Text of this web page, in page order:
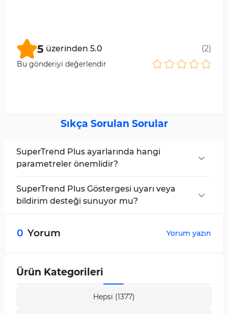
5 üzerinden 5.0 (2)
Bu gönderiyi değerlendir
Sıkça Sorulan Sorular
SuperTrend Plus ayarlarında hangi
parametreler önemlidir?
sinyallerin hassasiyetini belirler ve piyasaya göre
ayarlanmalıdır.
SuperTrend Plus Göstergesi uyarı veya
bildirim desteği sunuyor mu?
0 Yorum Yorum yazın
Ürün Kategorileri
Hepsi (1377)